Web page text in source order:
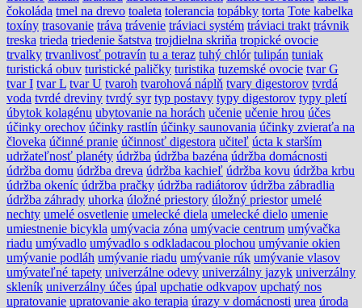
čokoláda tmel na drevo toaleta tolerancia topábky torta Tote kabelka
toxíny trasovanie tráva trávenie tráviaci systém tráviaci trakt trávnik
treska trieda triedenie šatstva trojdielna skriňa tropické ovocie
trvalky trvanlivosť potravín tu a teraz tuhý chlór tulipán tuniak
turistická obuv turistické paličky turistika tuzemské ovocie tvar G
tvar I tvar L tvar U tvaroh tvarohová náplň tvary digestorov tvrdá
voda tvrdé dreviny tvrdý syr typ postavy typy digestorov typy pletí
úbytok kolagénu ubytovanie na horách učenie učenie hrou účes
účinky orechov účinky rastlín účinky saunovania účinky zvieraťa na
človeka účinné pranie účinnosť digestora učiteľ úcta k starším
udržateľnosť planéty údržba údržba bazéna údržba domácnosti
údržba domu údržba dreva údržba kachieľ údržba kovu údržba krbu
údržba okeníc údržba pračky údržba radiátorov údržba zábradlia
údržba záhrady uhorka úložné priestory úložný priestor umelé
nechty umelé osvetlenie umelecké diela umelecké dielo umenie
umiestnenie bicykla umývacia zóna umývacie centrum umývačka
riadu umývadlo umývadlo s odkladacou plochou umývanie okien
umývanie podláh umývanie riadu umývanie rúk umývanie vlasov
umývateľné tapety univerzálne odevy univerzálny jazyk univerzálny
skleník univerzálny účes úpal upchatie odkvapov upchatý nos
upratovanie upratovanie ako terapia úrazy v domácnosti urea úroda